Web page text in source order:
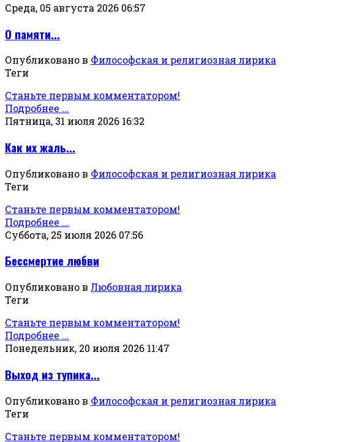
Среда, 05 августа 2026 06:57
О памяти...
Опубликовано в Философская и религиозная лирика
Теги
Станьте первым комментатором!
Подробнее ...
Пятница, 31 июля 2026 16:32
Как их жаль...
Опубликовано в Философская и религиозная лирика
Теги
Станьте первым комментатором!
Подробнее ...
Суббота, 25 июля 2026 07:56
Бессмертие любви
Опубликовано в Любовная лирика
Теги
Станьте первым комментатором!
Подробнее ...
Понедельник, 20 июля 2026 11:47
Выход из тупика...
Опубликовано в Философская и религиозная лирика
Теги
Станьте первым комментатором!